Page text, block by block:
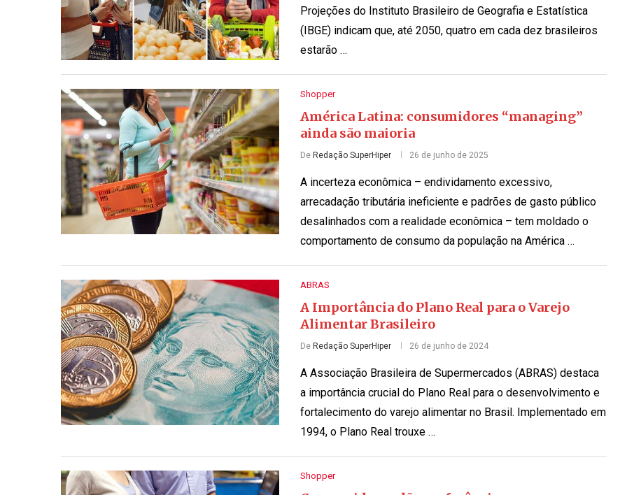
Projeções do Instituto Brasileiro de Geografia e Estatística
(IBGE) indicam que, até 2050, quatro em cada dez brasileiros
estarão …
Shopper
América Latina: consumidores “managing”
ainda são maioria
De Redação SuperHiper 26 de junho de 2025
A incerteza econômica – endividamento excessivo,
arrecadação tributária ineficiente e padrões de gasto público
desalinhados com a realidade econômica – tem moldado o
comportamento de consumo da população na América …
ABRAS
A Importância do Plano Real para o Varejo
Alimentar Brasileiro
De Redação SuperHiper 26 de junho de 2024
A Associação Brasileira de Supermercados (ABRAS) destaca
a importância crucial do Plano Real para o desenvolvimento e
fortalecimento do varejo alimentar no Brasil. Implementado em
1994, o Plano Real trouxe …
Shopper